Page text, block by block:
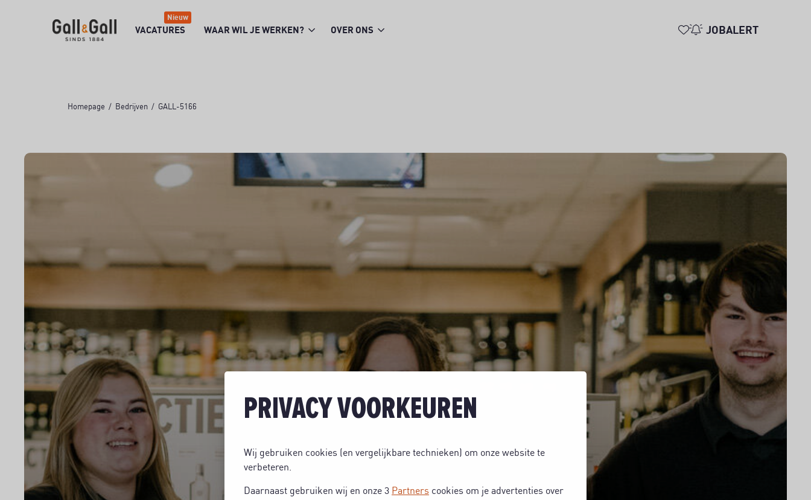
PRIVACY VOORKEUREN
Wij gebruiken cookies (en vergelijkbare technieken) om onze website te
verbeteren.
Daarnaast gebruiken wij en onze 3 Partners cookies om je advertenties over
VACATURES
Nieuw
WAAR WIL JE WERKEN? OVER ONS JOBALERT
Homepage Bedrijven GALL-5166